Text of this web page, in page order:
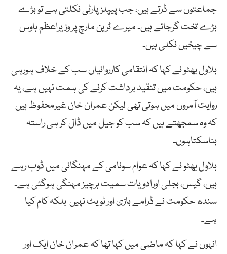
جماعتوں سے ڈرتے ہیں، جب پیپلزپارٹی نکلتی ہے تو بڑے
بڑے تخت گرجاتے ہیں۔ میرے ٹرین مارچ پر وزیراعظم ہاوس
سے چیخیں نکلی ہیں۔
بلاول بھٹو نے کہا کہ انتقامی کارروائیاں سب کے خلاف ہورہی
ہیں، حکومت میں تنقید برداشت کرنے کی ہمت نہیں ہے، یہ
روایت آمروں میں ہوتی تھی لیکن عمران خان غیرمحفوظ ہیں
کہ وہ سمجھتے ہیں کہ سب کو جیل میں ڈال کر ہی راستہ
بناسکتاہوں۔
بلاول بھٹو نے کہا کہ عوام سونامی کے مہنگائی میں ڈوب رہے
ہیں، گیس، بجلی اورادویات سمیت ہرچیز مہنگی ہوگئی ہے۔
سندھ حکومت نے ڈرامے بازی اور ٹویٹ نہیں بلکہ کام کیا
ہے۔
انہوں نے کہا کہ ماضی میں کہا تھا کہ عمران خان ایک اور